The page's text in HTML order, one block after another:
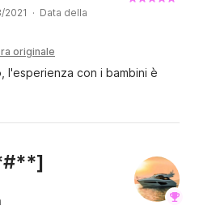
2021 · Data della
originale
l'esperienza con i bambini è